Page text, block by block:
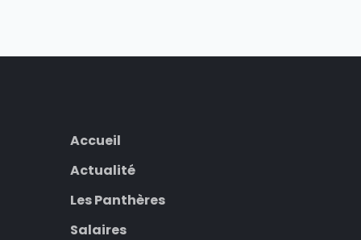
Accueil
Actualité
Les Panthères
Salaires